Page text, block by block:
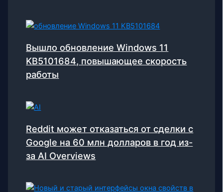
Вышло обновление Windows 11
KB5101684, повышающее скорость
работы
Reddit может отказаться от сделки с
Google на 60 млн долларов в год из-
за AI Overviews